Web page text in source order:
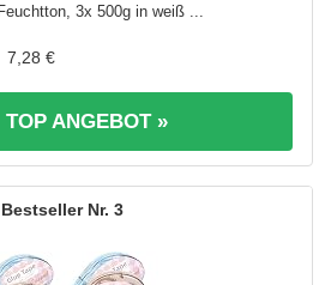
3x 500g in weiß ...
7,28 €
TOP ANGEBOT »
3